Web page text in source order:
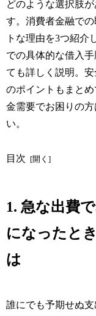
どのような選択肢
す。消費者金融で
トな理由を3つ紹介
での具体的な借入
ても詳しく説明。
のポイントもまと
金需要でお困りの
い。
目次
1. 急な出費
になったと
は
誰にでも予期せぬ